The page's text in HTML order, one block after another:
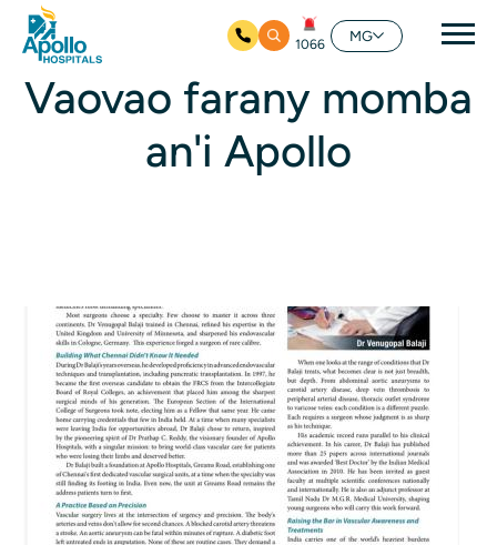
Ho any amin'ny fizarana lehibe votoaty
1066
MG
Vaovao farany momba
an'i Apollo